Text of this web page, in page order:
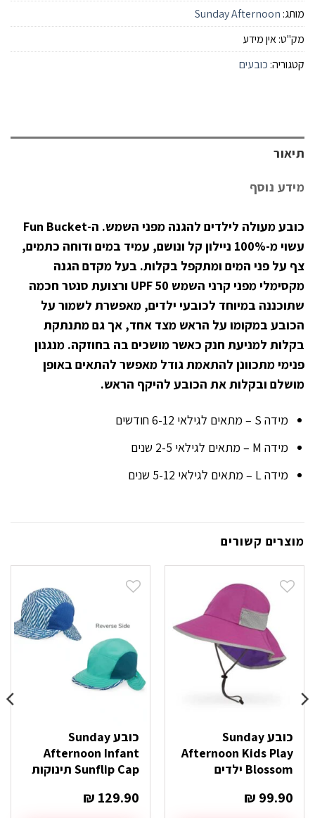
מותג: Sunday Afternoon
מק"ט:אין מידע
קטגוריה: כובעים
תיאור
מידע נוסף
כובע מעולה לילדים להגנה מפני השמש. ה-Fun Bucket
עשוי מ-100% ניילון קל ונושם, עמיד במים ודוחה כתמים,
צף על פני המים ומתקפל בקלות. בעל מקדם הגנה
מקסימלי מפני קרני השמש UPF 50 ורצועת סנטר חכמה
שתוכננה במיוחד לכובעי ילדים, מאפשרת לשמור על
הכובע במקומו על הראש מצד אחד, אך גם מתנתקת
בקלות למניעת חנק כאשר מושכים בה בחוזקה. מנגנון
פנימי מתכוונן להתאמת גודל מאפשר להתאים באופן
מושלם ובקלות את הכובע להיקף הראש.
מידה S – מתאים לגילאי 6-12 חודשים
מידה M – מתאים לגילאי 2-5 שנים
מידה L – מתאים לגילאי 5-12 שנים
מוצרים קשורים
כובע Sunday
Afternoon Kids Play
Blossom ילדים
₪ 99.90
כובע Sunday
Afternoon Infant
Sunflip Cap תינוקות
₪ 129.90